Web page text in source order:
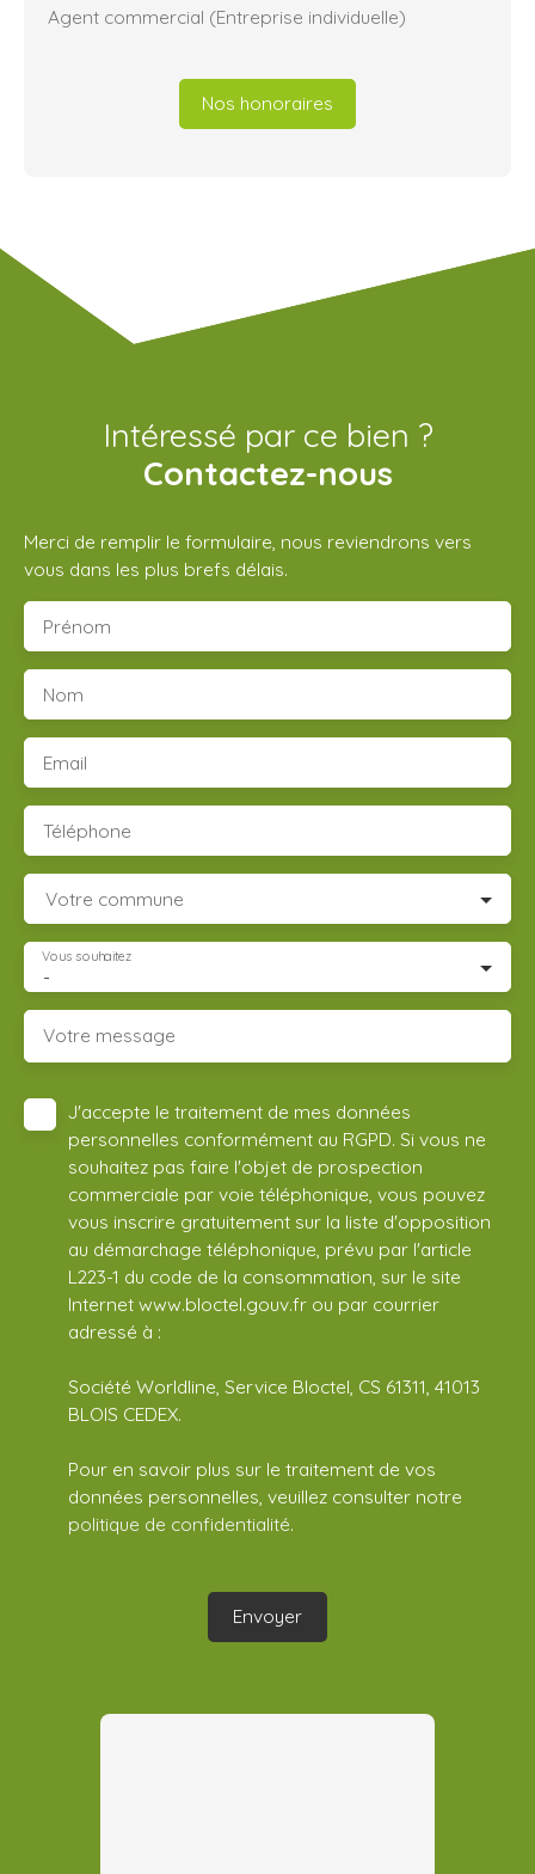
Agent commercial (Entreprise individuelle)
Nos honoraires
Intéressé par ce bien ?
Contactez-nous
Merci de remplir le formulaire, nous reviendrons vers
vous dans les plus brefs délais.
Prénom
Nom
Email
Téléphone
Votre commune
-
Vous souhaitez
Votre message
J'accepte le traitement de mes données
personnelles conformément au RGPD. Si vous ne
souhaitez pas faire l'objet de prospection
commerciale par voie téléphonique, vous pouvez
vous inscrire gratuitement sur la liste d'opposition
au démarchage téléphonique, prévu par l'article
L223-1 du code de la consommation, sur le site
Internet www.bloctel.gouv.fr ou par courrier
adressé à :
Société Worldline, Service Bloctel, CS 61311, 41013
BLOIS CEDEX.
Pour en savoir plus sur le traitement de vos
données personnelles, veuillez consulter notre
politique de confidentialité.
Envoyer